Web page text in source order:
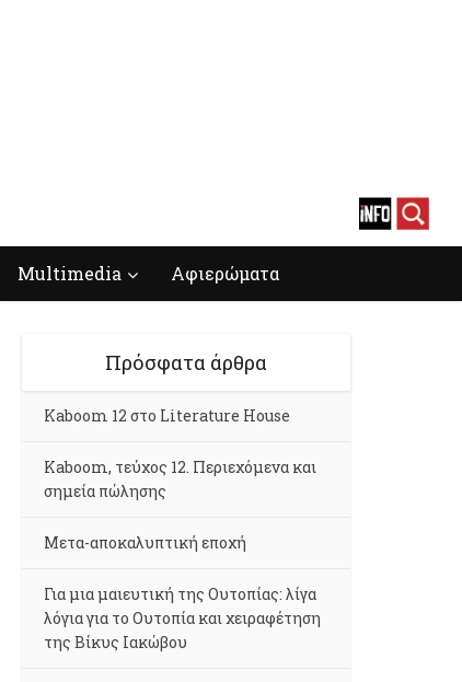
Multimedia Αφιερώματα
Πρόσφατα άρθρα
Kaboom 12 στο Literature House
Kaboom, τεύχος 12. Περιεχόμενα και
σημεία πώλησης
Μετα-αποκαλυπτική εποχή
Για μια μαιευτική της Ουτοπίας: λίγα
λόγια για το Ουτοπία και χειραφέτηση
της Βίκυς Ιακώβου